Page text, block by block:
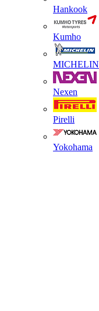
Hankook
Kumho
MICHELIN
Nexen
Pirelli
Yokohama